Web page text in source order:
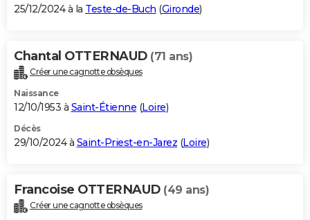
BONS PLANS
Carte de Noël
Carte Bonne année
Carte Saint-Valentin
Carte Pâques
Carte d'anniversaire
DICTIONNAIRE
Dictionnaire
Biographies
Citations
Expressions
Proverbes
PROGRAMME TV
S'inscrire
Se connecter
Lycées
Collèges
Primaires
Universités
Entreprises
Service militaire
Avis de recherche
AVIS DE DÉCÈS
Bricolage
Lifestyle
Culture
Sport
Auto
Television
Voyage
Cinema
25/12/2024 à la Teste-de-Buch (Gironde)
Chantal OTTERNAUD (71 ans)
Créer une cagnotte obsèques
Naissance
12/10/1953 à Saint-Étienne (Loire)
Décès
29/10/2024 à Saint-Priest-en-Jarez (Loire)
Francoise OTTERNAUD (49 ans)
Créer une cagnotte obsèques